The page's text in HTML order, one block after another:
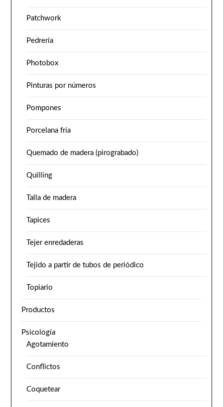
Patchwork
Pedrería
Photobox
Pinturas por números
Pompones
Porcelana fría
Quemado de madera (pirograbado)
Quilling
Talla de madera
Tapices
Tejer enredaderas
Tejido a partir de tubos de periódico
Topiario
Productos
Psicología
Agotamiento
Conflictos
Coquetear